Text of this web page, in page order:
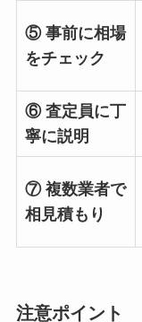
⑤ 事前に相場
をチェック
⑥ 査定員に丁
寧に説明
⑦ 複数業者で
相見積もり
注意ポイント